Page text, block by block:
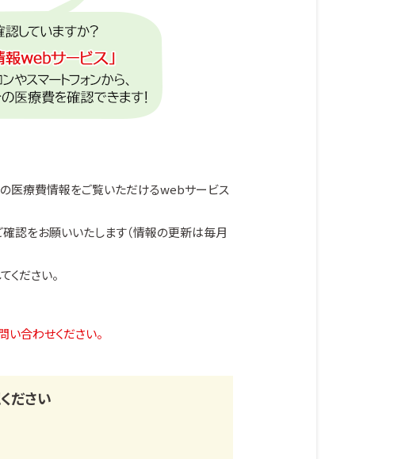
医療費情報をご覧いただけるwebサービス
確認をお願いいたします（情報の更新は毎月
ください。
い合わせください。
ださい